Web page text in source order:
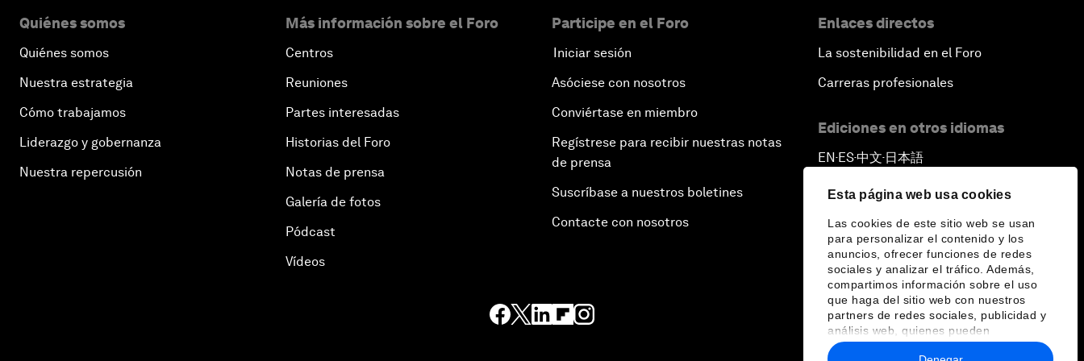
Esta página web usa cookies
Las cookies de este sitio web se usan
para personalizar el contenido y los
anuncios, ofrecer funciones de redes
sociales y analizar el tráfico. Además,
compartimos información sobre el uso
que haga del sitio web con nuestros
partners de redes sociales, publicidad y
análisis web, quienes pueden
combinarla con otra información que les
Quiénes somos
Quiénes somos
Nuestra estrategia
Cómo trabajamos
Liderazgo y gobernanza
Nuestra repercusión
Más información sobre el Foro
Centros
Reuniones
Partes interesadas
Historias del Foro
Notas de prensa
Galería de fotos
Pódcast
Vídeos
Participe en el Foro
Iniciar sesión
Asóciese con nosotros
Conviértase en miembro
Regístrese para recibir nuestras notas
de prensa
Suscríbase a nuestros boletines
Contacte con nosotros
Enlaces directos
La sostenibilidad en el Foro
Carreras profesionales
Ediciones en otros idiomas
EN ▪ES▪中文▪ 日本語